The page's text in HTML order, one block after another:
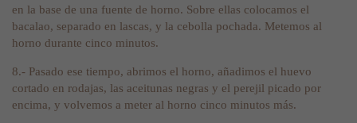
en la base de una fuente de horno. Sobre ellas colocamos el
bacalao, separado en lascas, y la cebolla pochada. Metemos al
horno durante cinco minutos.
8.- Pasado ese tiempo, abrimos el horno, añadimos el huevo
cortado en rodajas, las aceitunas negras y el perejil picado por
encima, y volvemos a meter al horno cinco minutos más.